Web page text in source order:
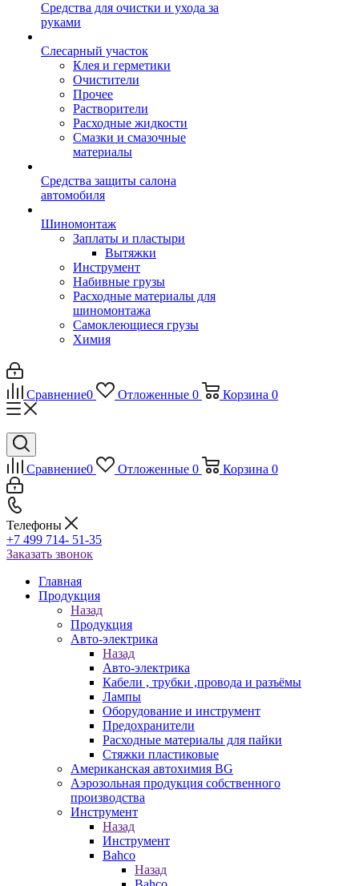
Средства для очистки и ухода за
руками
Слесарный участок
Клея и герметики
Очистители
Прочее
Растворители
Расходные жидкости
Смазки и смазочные
материалы
Средства защиты салона
автомобиля
Шиномонтаж
Заплаты и пластыри
Вытяжки
Инструмент
Набивные грузы
Расходные материалы для
шиномонтажа
Самоклеющиеся грузы
Химия
Сравнение0 Отложенные 0 Корзина 0
Сравнение0 Отложенные 0 Корзина 0
Телефоны
+7 499 714- 51-35
Заказать звонок
Главная
Продукция
Назад
Продукция
Авто-электрика
Назад
Авто-электрика
Кабели , трубки ,провода и разъёмы
Лампы
Оборудование и инструмент
Предохранители
Расходные материалы для пайки
Стяжки пластиковые
Американская автохимия BG
Аэрозольная продукция собственного
производства
Инструмент
Назад
Инструмент
Bahco
Назад